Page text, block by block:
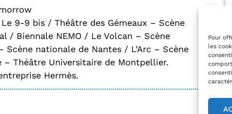
Pour
les
9-9 bis / Théâtre des Gémeaux – Scène
/ Biennale NEMO / Le Volcan – Scène
nationale de Nantes / L’Arc – Scène
Théâtre Universitaire de Montpellier.
Hermès.